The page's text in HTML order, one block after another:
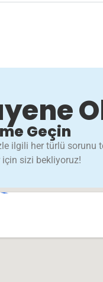
Geçin
ilgili her türlü
için sizi bekliyoruz!